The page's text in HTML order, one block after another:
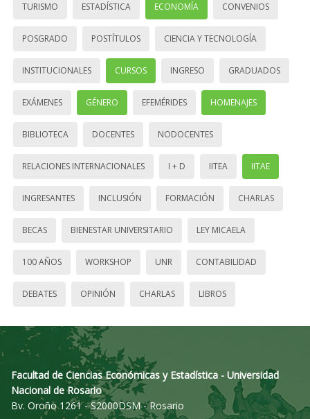
TURISMO ESTADÍSTICA ECONOMÍA CONVENIOS
POSGRADO POSTÍTULOS CIENCIA Y TECNOLOGÍA
INSTITUCIONALES CURSOS INGRESO GRADUADOS
EXÁMENES GÉNERO EFEMÉRIDES HOMENAJES
BIBLIOTECA DOCENTES NODOCENTES
RELACIONES INTERNACIONALES I + D IITEA IITAE
INGRESANTES INCLUSIÓN FORMACIÓN CHARLAS
BECAS BIENESTAR UNIVERSITARIO LEY MICAELA
100 AÑOS WORKSHOP UNR CONTABILIDAD
DEBATES OPINIÓN CHARLAS LIBROS
Facultad de Ciencias Económicas y Estadística - Universidad
Nacional de Rosario
Bv. Oroño 1261 - S2000DSM - Rosario